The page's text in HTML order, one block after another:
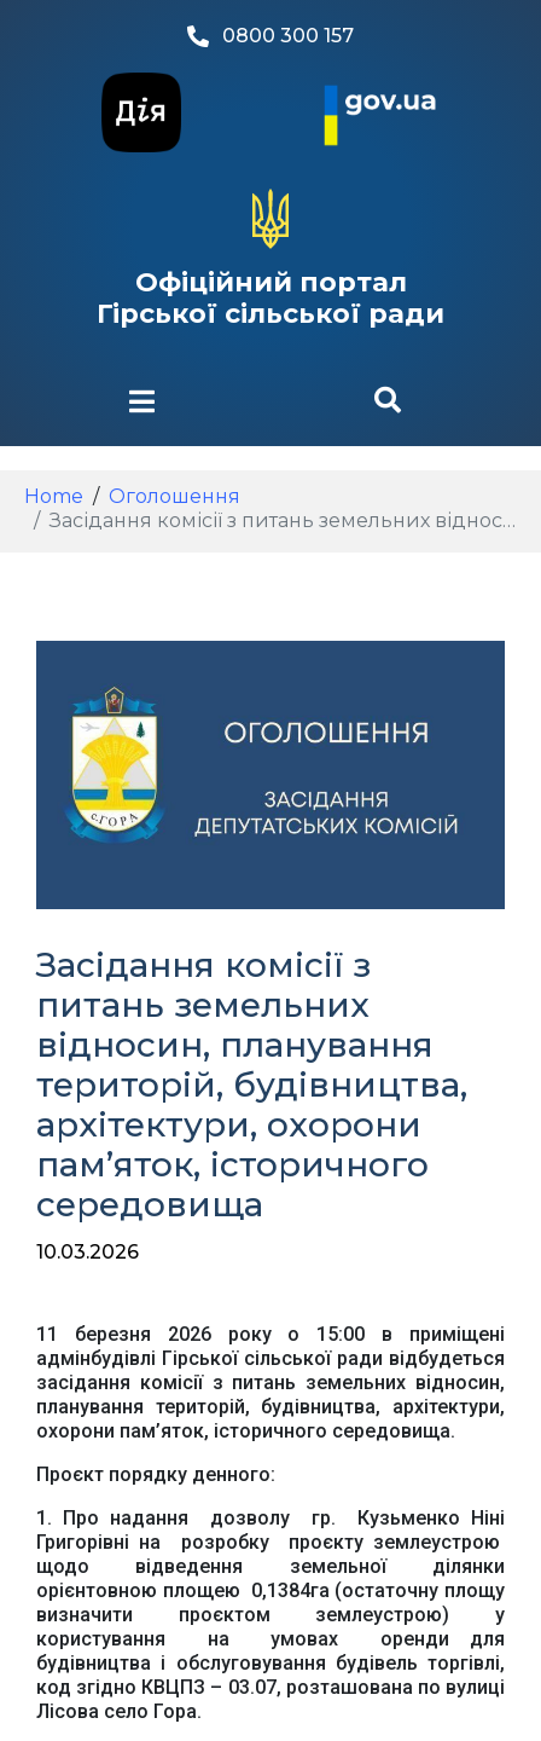
0800 300 157
Офіційний портал
Гірської сільської ради
Home
Оголошення
Засідання комісії з питань земельних відносин, планування територій, будівництва, архітектури, охорони пам’яток, історичного середовища
Засідання комісії з
питань земельних
відносин, планування
територій, будівництва,
архітектури, охорони
пам’яток, історичного
середовища
10.03.2026
11 березня 2026 року о 15:00 в приміщені
адмінбудівлі Гірської сільської ради відбудеться
засідання комісії з питань земельних відносин,
планування територій, будівництва, архітектури,
охорони пам’яток, історичного середовища.
Проєкт порядку денного:
1. Про надання дозволу гр. Кузьменко Ніні
Григорівні на розробку проєкту землеустрою
щодо відведення земельної ділянки
орієнтовною площею 0,1384га (остаточну площу
визначити проєктом землеустрою) у
користування на умовах оренди для
будівництва і обслуговування будівель торгівлі,
код згідно КВЦПЗ – 03.07, розташована по вулиці
Лісова село Гора.